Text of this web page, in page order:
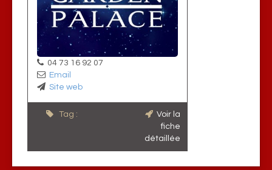
04 73 16 92 07
Email
Site web
Tag :
Voir la
fiche
détaillée